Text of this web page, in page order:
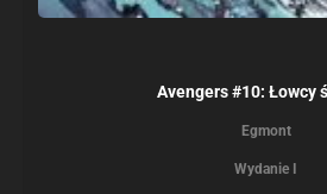
Avengers #10: Łowcy
Egmont
Wydanie I